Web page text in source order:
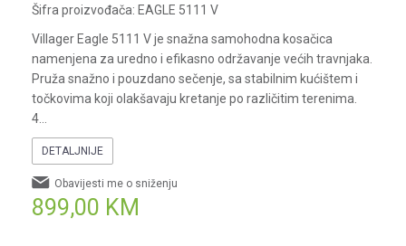
Šifra proizvođača: EAGLE 5111 V
Villager Eagle 5111 V je snažna samohodna kosačica
namenjena za uredno i efikasno održavanje većih travnjaka.
Pruža snažno i pouzdano sečenje, sa stabilnim kućištem i
točkovima koji olakšavaju kretanje po različitim terenima.
4
DETALJNIJE
899,00 KM
Obavijesti me o sniženju